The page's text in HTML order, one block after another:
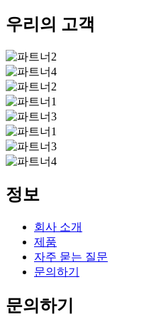
우리의 고객
정보
회사 소개
제품
자주 묻는 질문
문의하기
문의하기